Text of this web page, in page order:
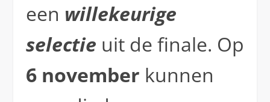
een willekeurige
selectie uit de finale. Op
6 november kunnen